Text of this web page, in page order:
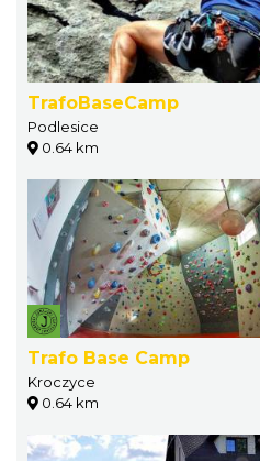
TrafoBaseCamp
Podlesice
0.64 km
Trafo Base Camp
Kroczyce
0.64 km